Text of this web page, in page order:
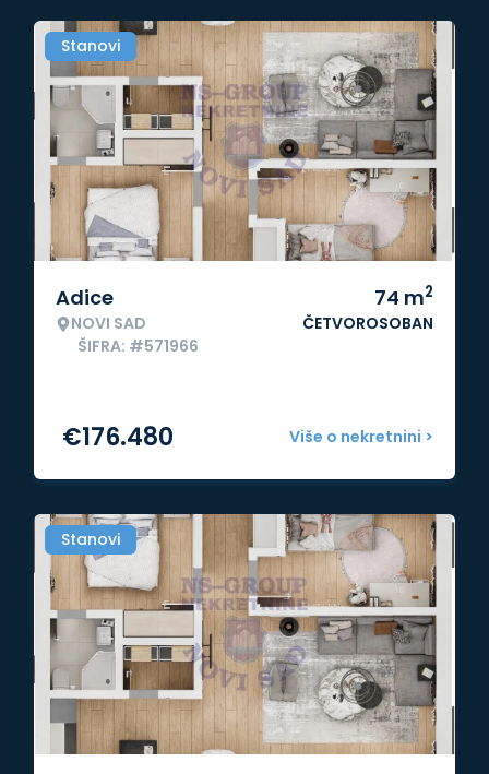
Stanovi
Adice
NOVI SAD
ŠIFRA: #571966
74 m2
ČETVOROSOBAN
Više o nekretnini >
€176.480
Stanovi